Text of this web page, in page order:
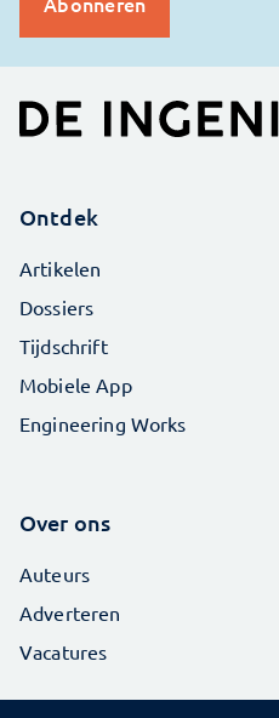
Ontdek
Artikelen
Dossiers
Tijdschrift
Mobiele App
Engineering Works
Over ons
Auteurs
Adverteren
Vacatures